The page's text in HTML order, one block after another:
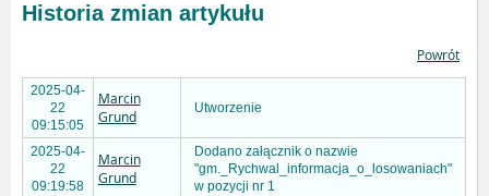
Historia zmian artykułu
Powrót
2025-04-
22
09:15:05
Marcin
Grund
Utworzenie
2025-04-
22
09:19:58
Marcin
Grund
Dodano załącznik o nazwie
"gm._Rychwal_informacja_o_losowaniach"
w pozycji nr 1